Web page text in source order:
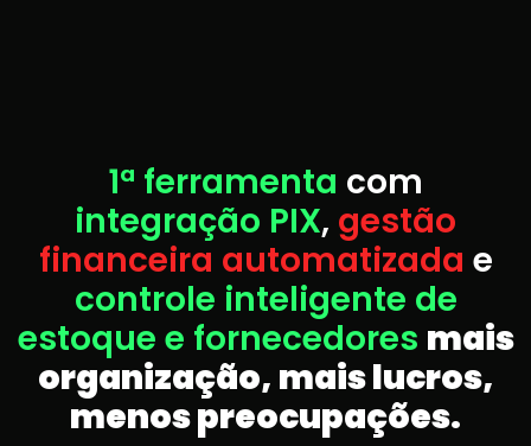
1ª ferramenta com
integração PIX, gestão
financeira automatizada e
controle inteligente de
estoque e fornecedores mais
organização, mais lucros,
menos preocupações.